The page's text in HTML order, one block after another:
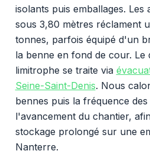
isolants puis emballages. Les
sous 3,80 mètres réclament
tonnes, parfois équipé d'un
la benne en fond de cour. Le
limitrophe se traite via
Seine-Saint-Denis. Nous
bennes puis la fréquence
l'avancement du chantier,
stockage prolongé sur une
Nanterre.